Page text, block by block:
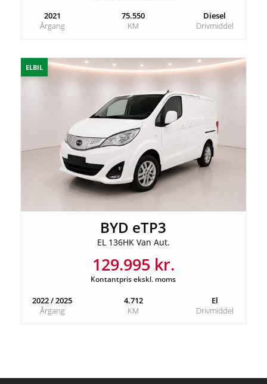
2021
Årgang
75.550
KM
Diesel
Drivmiddel
ELBIL
BYD eTP3
EL 136HK Van Aut.
129.995 kr.
Kontantpris ekskl. moms
2022 / 2025
Årgang
4.712
KM
El
Drivmiddel